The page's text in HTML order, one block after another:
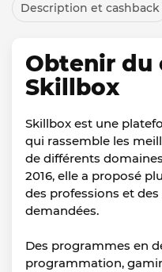
Description et cashback
Obtenir du
Skillbox
Skillbox est une
qui rassemble les
de différents
2016, elle a proposé
des professions et
demandées.
Des programmes en
programmation,